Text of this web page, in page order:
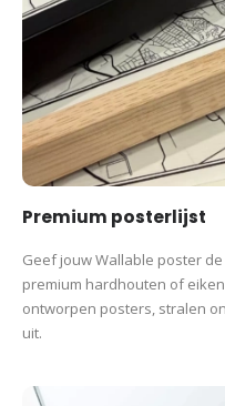
Premium posterlijst
Geef jouw Wallable poster
premium hardhouten of
ontworpen posters, stralen
uit.